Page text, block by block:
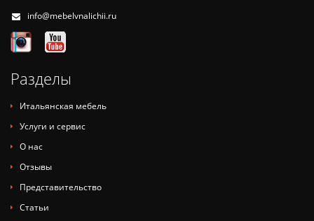
info@mebelvnalichii.ru
Разделы
Итальянская мебель
Услуги и сервис
О нас
Отзывы
Представительство
Статьи